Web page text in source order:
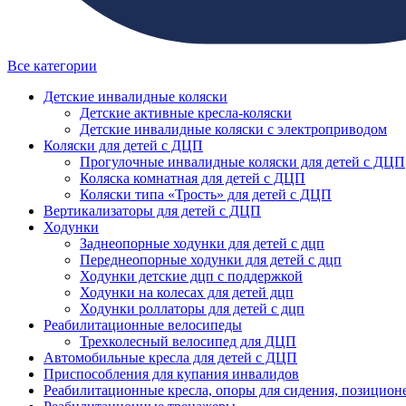
Все категории
Детские инвалидные коляски
Детские активные кресла-коляски
Детские инвалидные коляски с электроприводом
Коляски для детей с ДЦП
Прогулочные инвалидные коляски для детей с ДЦП
Коляска комнатная для детей с ДЦП
Коляски типа «Трость» для детей с ДЦП
Вертикализаторы для детей с ДЦП
Ходунки
Заднеопорные ходунки для детей с дцп
Переднеопорные ходунки для детей с дцп
Ходунки детские дцп с поддержкой
Ходунки на колесах для детей дцп
Ходунки роллаторы для детей с дцп
Реабилитационные велосипеды
Трехколесный велосипед для ДЦП
Автомобильные кресла для детей с ДЦП
Приспособления для купания инвалидов
Реабилитационные кресла, опоры для сидения,